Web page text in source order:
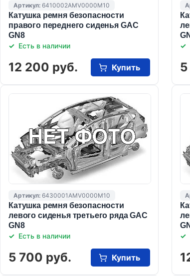
Артикул: 6410002AMV0000M10
Катушка ремня безопасности
правого переднего сиденья GAC
GN8
Есть в наличии
12 200 руб. Купить
Артикул: 6430001AMV0000M10
Катушка ремня безопасности
левого сиденья третьего ряда GAC
GN8
Есть в наличии
5 700 руб. Купить